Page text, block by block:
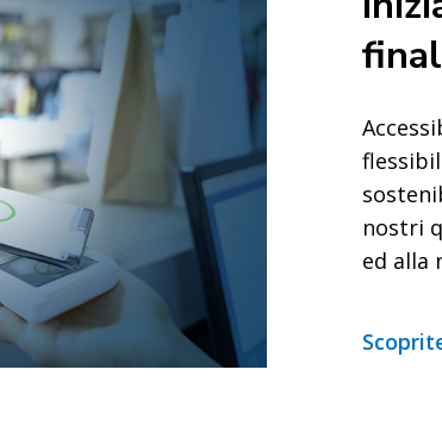
retail.
nostri
ed alla